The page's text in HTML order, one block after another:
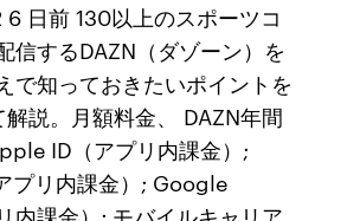
日前 130以上のスポーツコ
信するDAZN（ダゾーン）を
で知っておきたいポイントを
説。月額料金、 DAZN年間
ID（アプリ内課金）;
プリ内課金）; Google
内課金）; モバイルキャリア